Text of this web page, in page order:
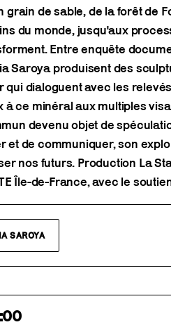
de sable, de la forêt de
du monde, jusqu'aux
Entre enquête
Saroya produisent des
dialoguent avec les
à ce minéral aux multiples
devenu objet de
et de communiquer, son
nos futurs. Production La
Île-de-France, avec le
SAROYA